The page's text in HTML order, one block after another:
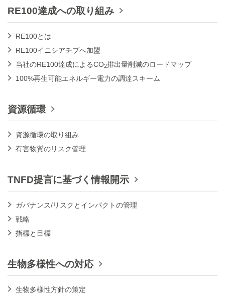
RE100達成への取り組み
RE100とは
RE100イニシアチブへ加盟
当社のRE100達成によるCO2排出量削減のロードマップ
100%再生可能エネルギー電力の調達スキーム
資源循環
資源循環の取り組み
有害物質のリスク管理
TNFD提言に基づく情報開示
ガバナンス/リスクとインパクトの管理
戦略
指標と目標
生物多様性への対応
生物多様性方針の策定